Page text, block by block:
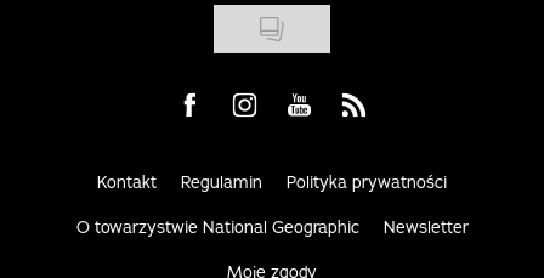
Visit us on Facebook
Visit us on Instagram
Visit us on Youtube
Visit us on Rss
Kontakt Regulamin Polityka prywatności
O towarzystwie National Geographic Newsletter
Moje zgody